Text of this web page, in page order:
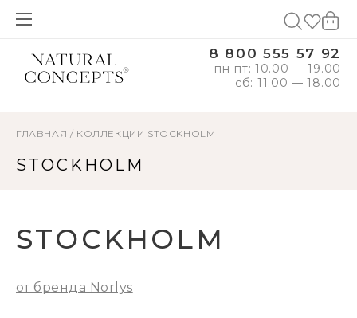
8 800 555 57 92
пн-пт: 10.00 — 19.00
сб: 11.00 — 18.00
ГЛАВНАЯ / КОЛЛЕКЦИИ STOCKHOLM
STOCKHOLM
STOCKHOLM
от бренда Norlys